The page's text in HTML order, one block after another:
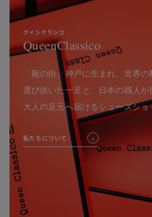
クインクラシコ
QueenClassico
「靴の街」神戸に生まれ、世界
選び抜いた一足と、日本の職人が
大人の足元へ届けるシューズショ
私たちについて